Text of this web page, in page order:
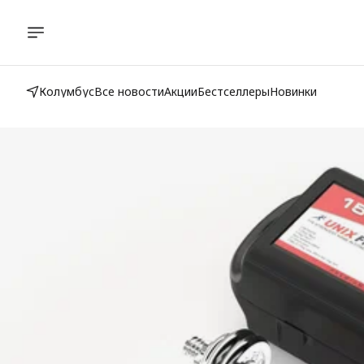
КолумбусВсе новостиАкцииБестселлерыНовинки